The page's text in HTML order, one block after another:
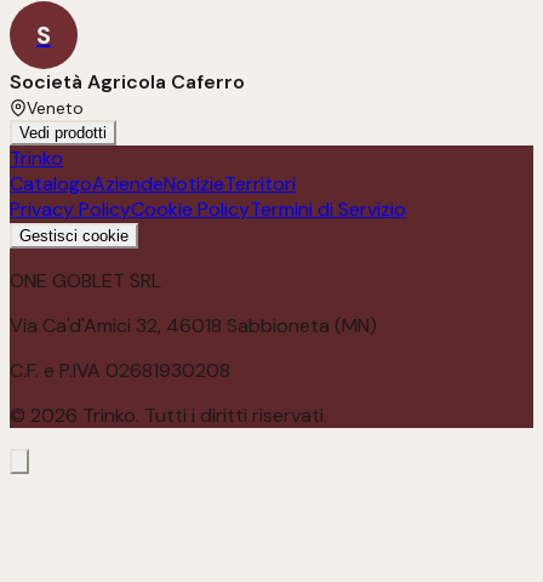
S
Società Agricola Caferro
Veneto
Vedi prodotti
Trinko
CatalogoAziendeNotizieTerritori
Privacy PolicyCookie PolicyTermini di Servizio
Gestisci cookie
ONE GOBLET SRL
Via Ca'd'Amici 32, 46018 Sabbioneta (MN)
C.F. e P.IVA 02681930208
© 2026 Trinko. Tutti i diritti riservati.